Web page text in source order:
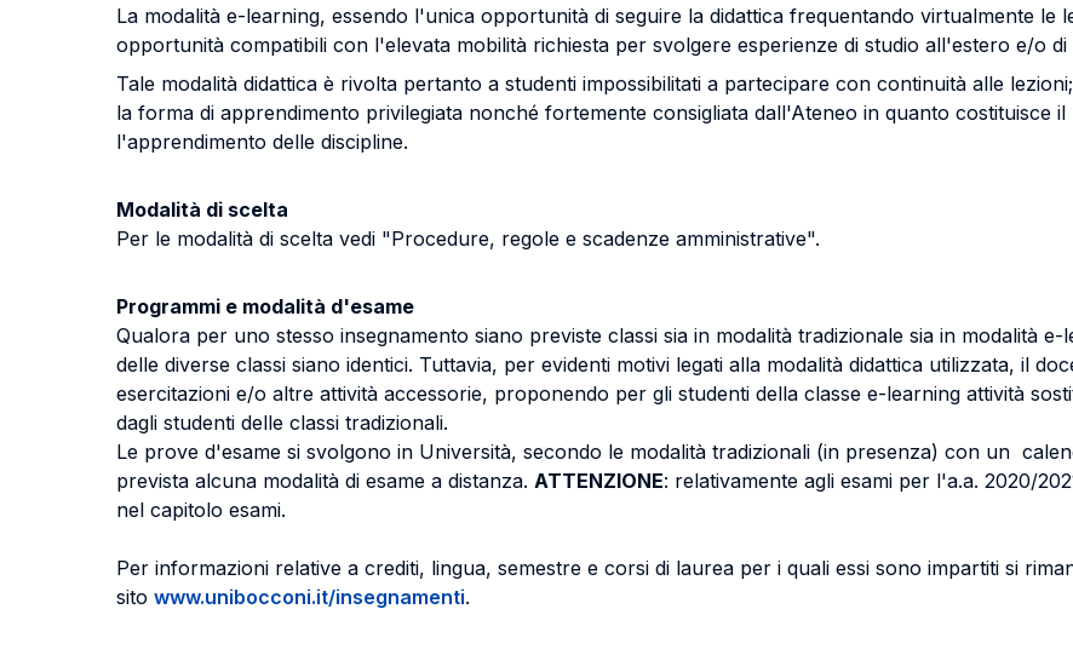
La modalità e-learning, essendo l'unica opportunità di seguire la didattica frequentando virtualmente le
opportunità compatibili con l'elevata mobilità richiesta per svolgere esperienze di studio all'estero e/o
Tale modalità didattica è rivolta pertanto a studenti impossibilitati a partecipare con continuità alle
la forma di apprendimento privilegiata nonché fortemente consigliata dall'Ateneo in quanto costituisce
l'apprendimento delle discipline.
Modalità di scelta
Per le modalità di scelta vedi "Procedure, regole e scadenze amministrative".
Programmi e modalità d'esame
Qualora per uno stesso insegnamento siano previste classi sia in modalità tradizionale sia in modalità
delle diverse classi siano identici. Tuttavia, per evidenti motivi legati alla modalità didattica utilizzata, il
esercitazioni e/o altre attività accessorie, proponendo per gli studenti della classe e-learning attività
dagli studenti delle classi tradizionali.
Le prove d'esame si svolgono in Università, secondo le modalità tradizionali (in presenza) con un
prevista alcuna modalità di esame a distanza. ATTENZIONE: relativamente agli esami per l'a.a. 2020/
nel capitolo esami.
Per informazioni relative a crediti, lingua, semestre e corsi di laurea per i quali essi sono impartiti si
sito www.unibocconi.it/insegnamenti.